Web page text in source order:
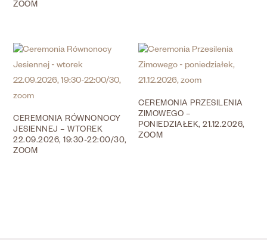
ZOOM
CEREMONIA RÓWNONOCY
JESIENNEJ – WTOREK
22.09.2026, 19:30-22:00/30,
ZOOM
CEREMONIA PRZESILENIA
ZIMOWEGO –
PONIEDZIAŁEK, 21.12.2026,
ZOOM